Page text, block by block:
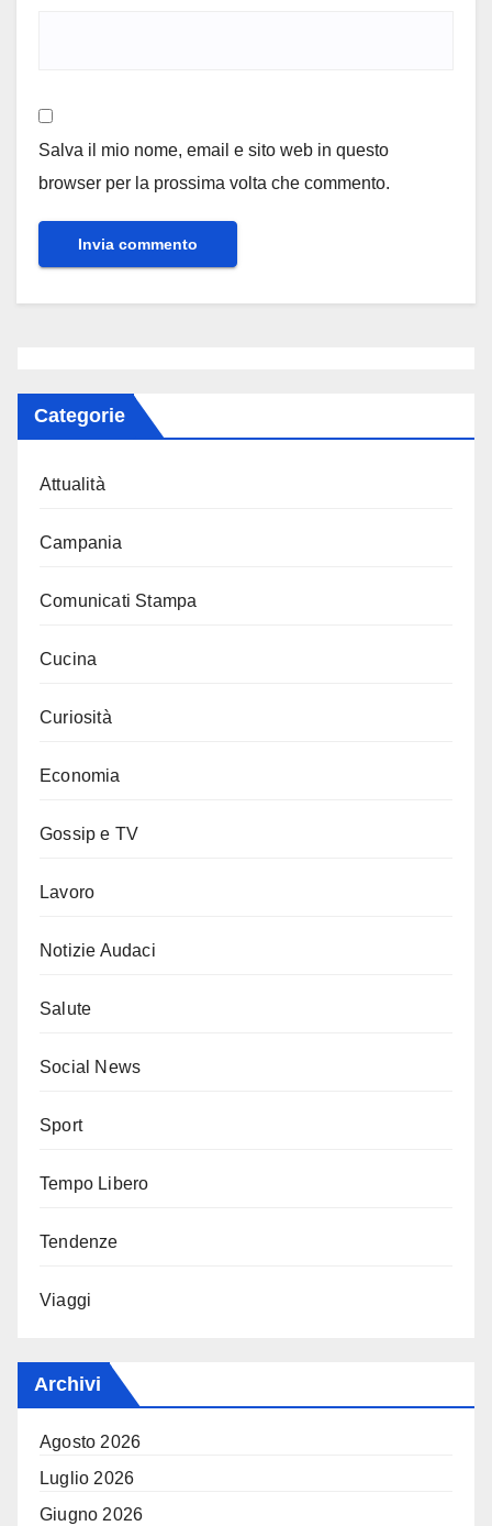
Salva il mio nome, email e sito web in questo
browser per la prossima volta che commento.
Categorie
Attualità
Campania
Comunicati Stampa
Cucina
Curiosità
Economia
Gossip e TV
Lavoro
Notizie Audaci
Salute
Social News
Sport
Tempo Libero
Tendenze
Viaggi
Archivi
Agosto 2026
Luglio 2026
Giugno 2026